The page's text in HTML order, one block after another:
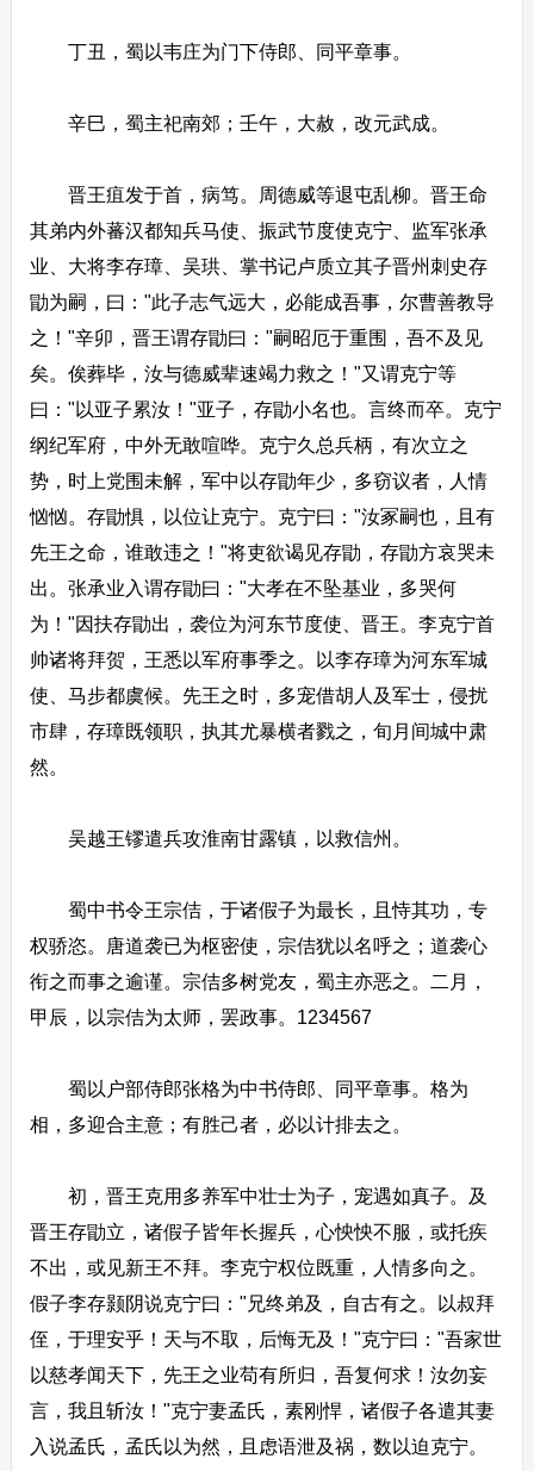
丁丑，蜀以韦庄为门下侍郎、同平章事。
辛巳，蜀主祀南郊；壬午，大赦，改元武成。
晋王疽发于首，病笃。周德威等退屯乱柳。晋王命
其弟内外蕃汉都知兵马使、振武节度使克宁、监军张承
业、大将李存璋、吴珙、掌书记卢质立其子晋州刺史存
勖为嗣，曰："此子志气远大，必能成吾事，尔曹善教导
之！"辛卯，晋王谓存勖曰："嗣昭厄于重围，吾不及见
矣。俟葬毕，汝与德威辈速竭力救之！"又谓克宁等
曰："以亚子累汝！"亚子，存勖小名也。言终而卒。克宁
纲纪军府，中外无敢喧哗。克宁久总兵柄，有次立之
势，时上党围未解，军中以存勖年少，多窃议者，人情
忷忷。存勖惧，以位让克宁。克宁曰："汝冢嗣也，且有
先王之命，谁敢违之！"将吏欲谒见存勖，存勖方哀哭未
出。张承业入谓存勖曰："大孝在不坠基业，多哭何
为！"因扶存勖出，袭位为河东节度使、晋王。李克宁首
帅诸将拜贺，王悉以军府事季之。以李存璋为河东军城
使、马步都虞候。先王之时，多宠借胡人及军士，侵扰
市肆，存璋既领职，执其尤暴横者戮之，旬月间城中肃
然。
吴越王镠遣兵攻淮南甘露镇，以救信州。
蜀中书令王宗佶，于诸假子为最长，且恃其功，专
权骄恣。唐道袭已为枢密使，宗佶犹以名呼之；道袭心
衔之而事之逾谨。宗佶多树党友，蜀主亦恶之。二月，
甲辰，以宗佶为太师，罢政事。1234567
蜀以户部侍郎张格为中书侍郎、同平章事。格为
相，多迎合主意；有胜己者，必以计排去之。
初，晋王克用多养军中壮士为子，宠遇如真子。及
晋王存勖立，诸假子皆年长握兵，心怏怏不服，或托疾
不出，或见新王不拜。李克宁权位既重，人情多向之。
假子李存颢阴说克宁曰："兄终弟及，自古有之。以叔拜
侄，于理安乎！天与不取，后悔无及！"克宁曰："吾家世
以慈孝闻天下，先王之业苟有所归，吾复何求！汝勿妄
言，我且斩汝！"克宁妻孟氏，素刚悍，诸假子各遣其妻
入说孟氏，孟氏以为然，且虑语泄及祸，数以迫克宁。